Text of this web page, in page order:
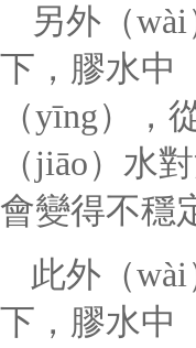
另外（
下，膠水中
（yīng）
（jiāo）水
會變得不穩
此外（
下，膠水中